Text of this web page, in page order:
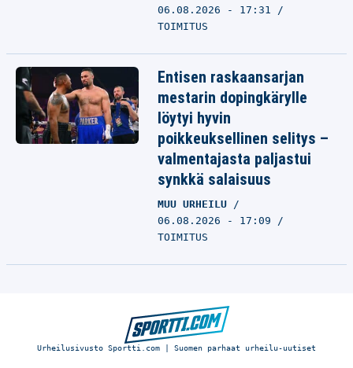
06.08.2026 - 17:31
TOIMITUS
Entisen raskaansarjan
mestarin dopingkärylle
löytyi hyvin
poikkeuksellinen selitys –
valmentajasta paljastui
synkkä salaisuus
MUU URHEILU
06.08.2026 - 17:09
TOIMITUS
Urheilusivusto Sportti.com | Suomen parhaat urheilu-uutiset